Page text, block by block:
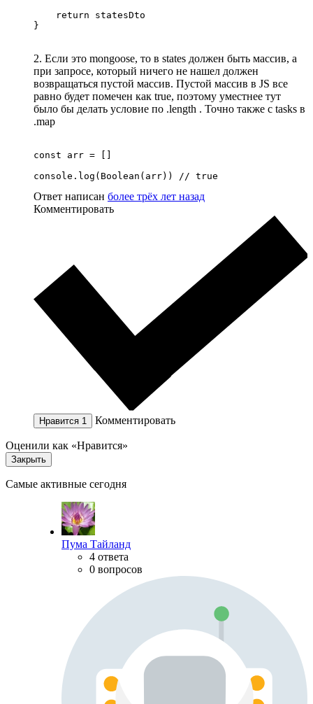
    return statesDto
}
2. Если это mongoose, то в states должен быть массив, а
при запросе, который ничего не нашел должен
возвращаться пустой массив. Пустой массив в JS все
равно будет помечен как true, поэтому уместнее тут
было бы делать условие по .length . Точно также с tasks в
.map
const arr = []
console.log(Boolean(arr)) // true
Ответ написан более трёх лет назад
Комментировать
Нравится 1 Комментировать
Оценили как «Нравится»
Закрыть
Самые активные сегодня
Пума Тайланд
4 ответа
0 вопросов